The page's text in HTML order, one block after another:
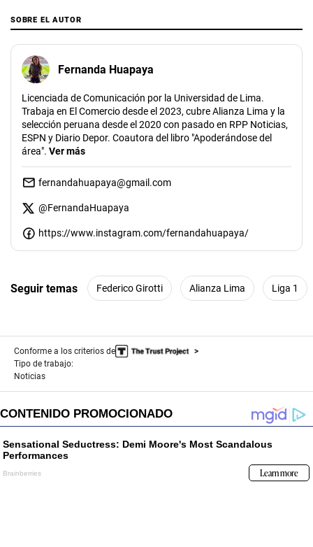
SOBRE EL AUTOR
Fernanda Huapaya
Licenciada de Comunicación por la Universidad de Lima.
Trabaja en El Comercio desde el 2023, cubre Alianza Lima y la
selección peruana desde el 2020 con pasado en RPP Noticias,
ESPN y Diario Depor. Coautora del libro "Apoderándose del
área". Ver más
fernandahuapaya@gmail.com
@FernandaHuapaya
https://www.instagram.com/fernandahuapaya/
Seguir temas Federico Girotti Alianza Lima Liga 1
Conforme a los criterios de
Tipo de trabajo:
Noticias